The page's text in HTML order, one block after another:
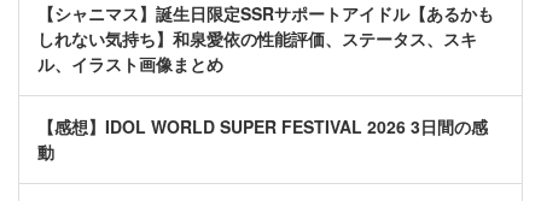
【シャニマス】誕生日限定SSRサポートアイドル【あるかも
しれない気持ち】和泉愛依の性能評価、ステータス、スキ
ル、イラスト画像まとめ
【感想】IDOL WORLD SUPER FESTIVAL 2026 3日間の感
動